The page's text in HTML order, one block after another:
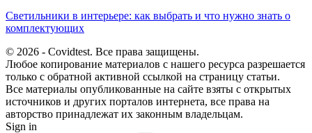
Светильники в интерьере: как выбрать и что нужно знать о
комплектующих
© 2026 - Covidtest. Все права защищены.
Любое копирование материалов с нашего ресурса разрешается
только с обратной активной ссылкой на страницу статьи.
Все материалы опубликованные на сайте взяты с открытых
источников и других порталов интернета, все права на
авторство принадлежат их законным владельцам.
Sign in